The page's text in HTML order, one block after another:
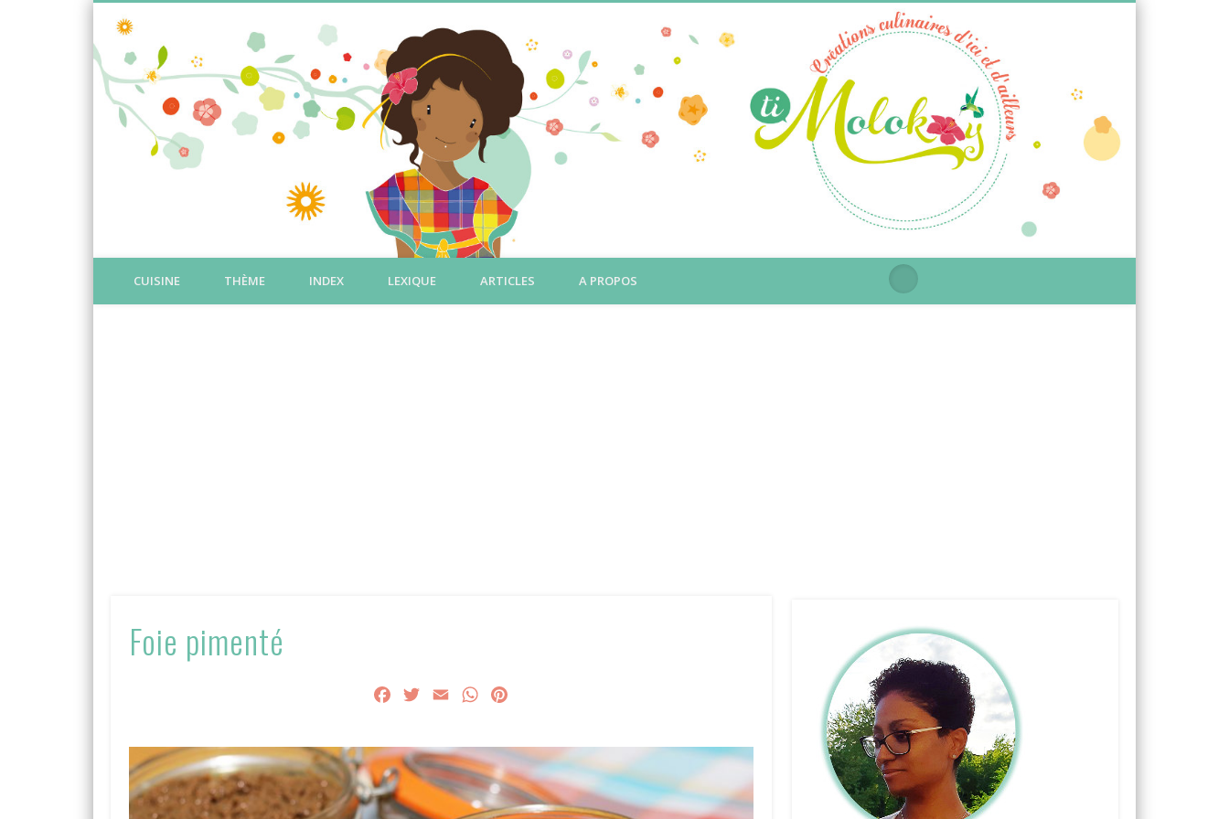
CUISINE THÈME INDEX LEXIQUE ARTICLES A PROPOS
Foie pimenté
FacebookTwitter
Email WhatsApp